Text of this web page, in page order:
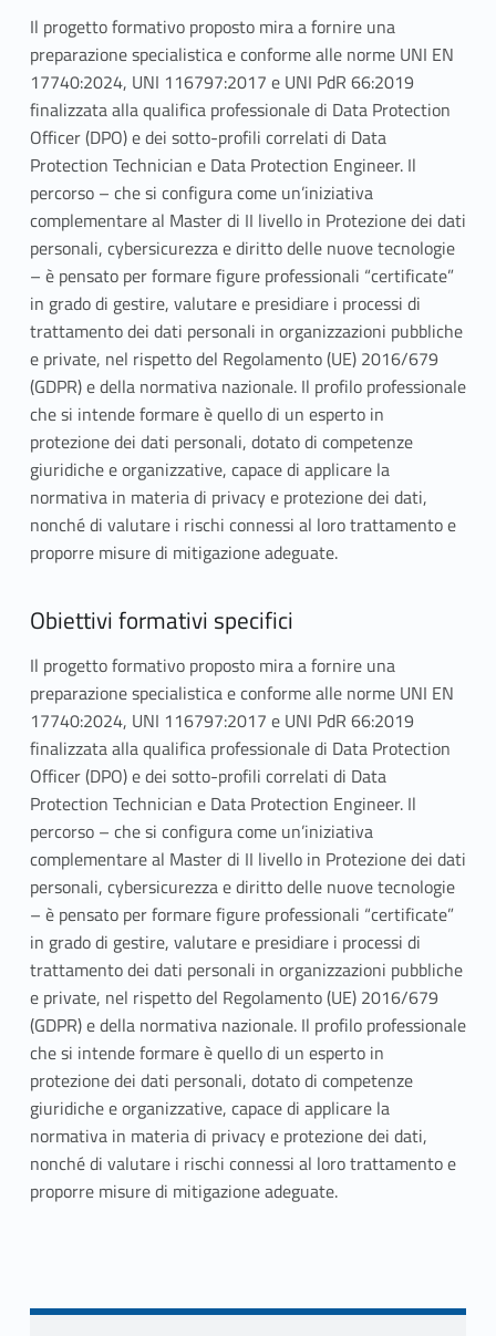
Il progetto formativo proposto mira a fornire una
preparazione specialistica e conforme alle norme UNI EN
17740:2024, UNI 116797:2017 e UNI PdR 66:2019
finalizzata alla qualifica professionale di Data Protection
Officer (DPO) e dei sotto-profili correlati di Data
Protection Technician e Data Protection Engineer. Il
percorso – che si configura come un’iniziativa
complementare al Master di II livello in Protezione dei dati
personali, cybersicurezza e diritto delle nuove tecnologie
– è pensato per formare figure professionali “certificate”
in grado di gestire, valutare e presidiare i processi di
trattamento dei dati personali in organizzazioni pubbliche
e private, nel rispetto del Regolamento (UE) 2016/679
(GDPR) e della normativa nazionale. Il profilo professionale
che si intende formare è quello di un esperto in
protezione dei dati personali, dotato di competenze
giuridiche e organizzative, capace di applicare la
normativa in materia di privacy e protezione dei dati,
nonché di valutare i rischi connessi al loro trattamento e
proporre misure di mitigazione adeguate.
Obiettivi formativi specifici
Il progetto formativo proposto mira a fornire una
preparazione specialistica e conforme alle norme UNI EN
17740:2024, UNI 116797:2017 e UNI PdR 66:2019
finalizzata alla qualifica professionale di Data Protection
Officer (DPO) e dei sotto-profili correlati di Data
Protection Technician e Data Protection Engineer. Il
percorso – che si configura come un’iniziativa
complementare al Master di II livello in Protezione dei dati
personali, cybersicurezza e diritto delle nuove tecnologie
– è pensato per formare figure professionali “certificate”
in grado di gestire, valutare e presidiare i processi di
trattamento dei dati personali in organizzazioni pubbliche
e private, nel rispetto del Regolamento (UE) 2016/679
(GDPR) e della normativa nazionale. Il profilo professionale
che si intende formare è quello di un esperto in
protezione dei dati personali, dotato di competenze
giuridiche e organizzative, capace di applicare la
normativa in materia di privacy e protezione dei dati,
nonché di valutare i rischi connessi al loro trattamento e
proporre misure di mitigazione adeguate.